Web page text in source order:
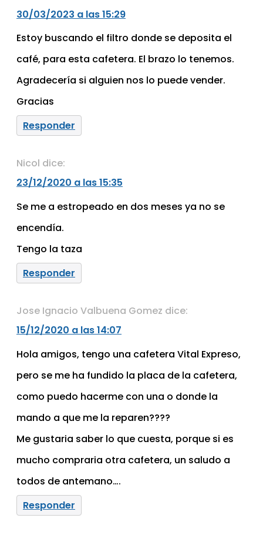
30/03/2023 a las 15:29
Estoy buscando el filtro donde se deposita el
café, para esta cafetera. El brazo lo tenemos.
Agradecería si alguien nos lo puede vender.
Gracias
Responder
Nicol dice:
23/12/2020 a las 15:35
Se me a estropeado en dos meses ya no se
encendía.
Tengo la taza
Responder
Jose Ignacio Valbuena Gomez dice:
15/12/2020 a las 14:07
Hola amigos, tengo una cafetera Vital Expreso,
pero se me ha fundido la placa de la cafetera,
como puedo hacerme con una o donde la
mando a que me la reparen????
Me gustaria saber lo que cuesta, porque si es
mucho compraria otra cafetera, un saludo a
todos de antemano….
Responder